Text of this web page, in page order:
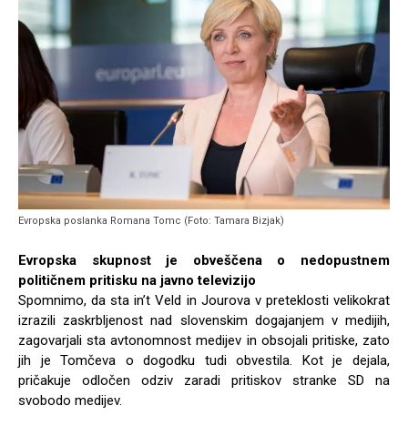
Evropska poslanka Romana Tomc (Foto: Tamara Bizjak)
Evropska skupnost je obveščena o nedopustnem
političnem pritisku na javno televizijo
Spomnimo, da stain’t Veld in Jourova v preteklosti velikokrat
izrazili zaskrbljenost nad slovenskim dogajanjem v medijih,
zagovarjali sta avtonomnost medijev in obsojali pritiske, zato
jih je Tomčeva o dogodku tudi obvestila. Kot je dejala,
pričakuje odločen odziv zaradi pritiskov stranke SD na
svobodo medijev.